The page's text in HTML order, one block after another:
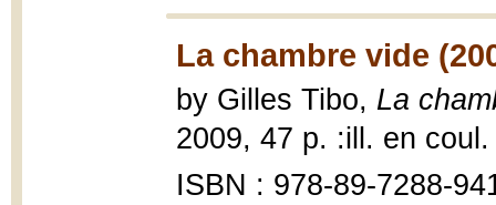
La chambre vide
by Gilles Tibo, La
2009, 47 p. :ill. en
ISBN : 978-89-7288-